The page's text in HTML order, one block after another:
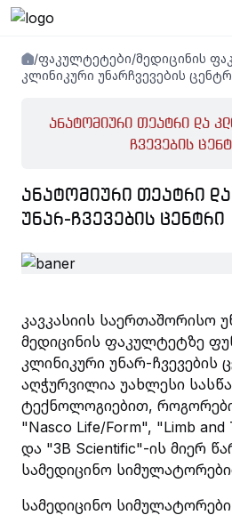
სიახლეები
ახალი სტუდენტური მოწვევა
/ფაკულტეტები/მედიცინის
კლინიკური უნარჩვევების
ანატომიური თეატრი და
ჩვევების
ᲐᲜᲐᲢᲝᲛᲘᲣᲠᲘ ᲗᲔᲐᲢᲠᲘ
ᲣᲜᲐᲠ-ᲩᲕᲔᲕᲔᲑᲘᲡ ᲪᲔᲜᲢᲠᲘ
კავკასიის საერთაშორისო
მედიცინის ფაკულტეტზე
კლინიკური უნარ-ჩვევების
აღჭურვილია უახლესი
ტექნოლოგიებით,
"Nasco Life/Form", "Limb and
და "3B Scientific"-ის მიერ
სამედიცინო
სამედიცინო